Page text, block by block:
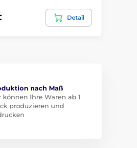
Detail
nach Maß
können Ihre Waren ab 1
produzieren und